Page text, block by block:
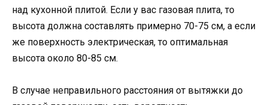
над кухонной плитой. Если у вас газовая плита, то
высота должна составлять примерно 70-75 см, а если
же поверхность электрическая, то оптимальная
высота около 80-85 см.
В случае неправильного расстояния от вытяжки до